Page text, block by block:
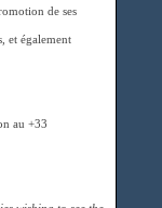
de ses
et également
au +33